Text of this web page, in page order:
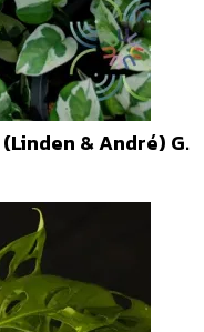
(Linden & André) G.